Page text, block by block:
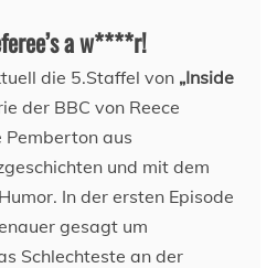
a w****r!
die 5.Staffel von „Inside
der BBC von Reece
Pemberton aus
und mit dem
In der ersten Episode
gesagt um
Schlechteste an der